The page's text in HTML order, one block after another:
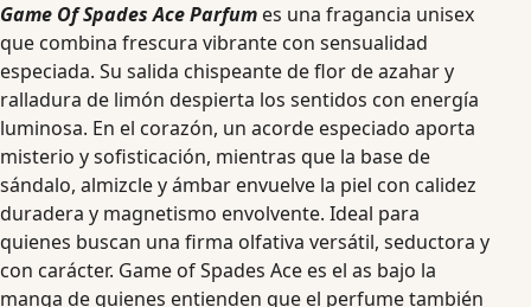
Game Of Spades Ace Parfum es una fragancia unisex
que combina frescura vibrante con sensualidad
especiada. Su salida chispeante de flor de azahar y
ralladura de limón despierta los sentidos con energía
luminosa. En el corazón, un acorde especiado aporta
misterio y sofisticación, mientras que la base de
sándalo, almizcle y ámbar envuelve la piel con calidez
duradera y magnetismo envolvente. Ideal para
quienes buscan una firma olfativa versátil, seductora y
con carácter. Game of Spades Ace es el as bajo la
manga de quienes entienden que el perfume también